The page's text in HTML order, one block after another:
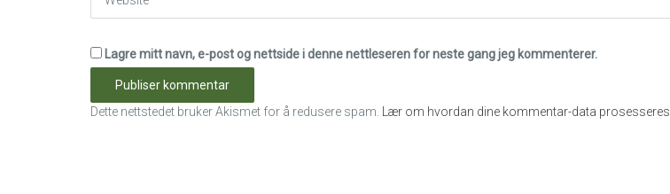
Lagre mitt navn, e-post og nettside i denne nettleseren for neste gang jeg kommenterer.
Dette nettstedet bruker Akismet for å redusere spam. Lær om hvordan dine kommentar-data prosesseres